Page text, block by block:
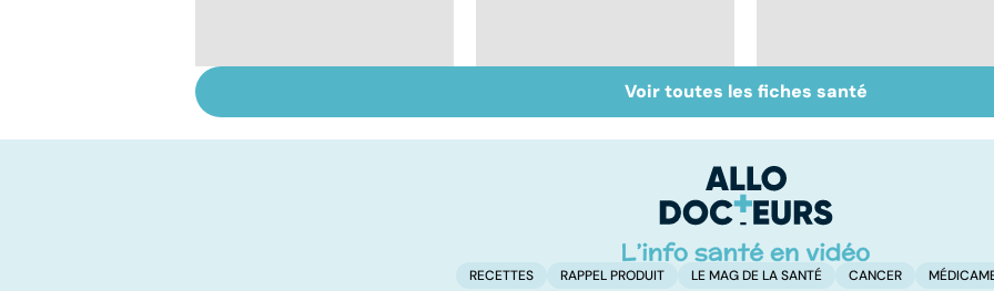
crises de sommeil
Huntington : une
Tout savoir sur le
cerveau
Voir toutes les fiches santé
RECETTES RAPPEL PRODUIT LE MAG DE LA SANTÉ CANCER